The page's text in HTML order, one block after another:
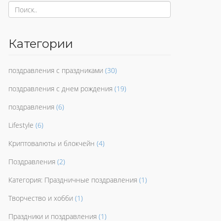
Категории
поздравления с праздниками (30)
поздравления с днем рождения (19)
поздравления (6)
Lifestyle (6)
Криптовалюты и блокчейн (4)
Поздравления (2)
Категория: Праздничные поздравления (1)
Творчество и хобби (1)
Праздники и поздравления (1)